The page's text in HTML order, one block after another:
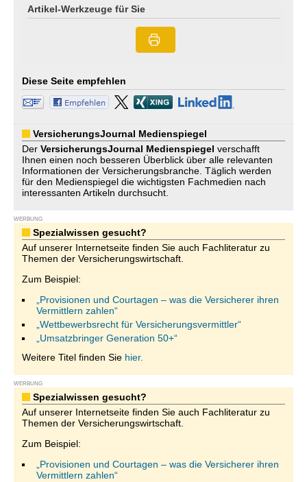
Artikel-Werkzeuge für Sie
Diese Seite empfehlen
VersicherungsJournal Medienspiegel
Der VersicherungsJournal Medienspiegel verschafft
Ihnen einen noch besseren Überblick über alle relevanten
Informationen der Versicherungsbranche. Täglich werden
für den Medienspiegel die wichtigsten Fachmedien nach
interessanten Artikeln durchsucht.
WERBUNG
Spezialwissen gesucht?
Auf unserer Internetseite finden Sie auch Fachliteratur zu
Themen der Versicherungswirtschaft.
Zum Beispiel:
„Provisionen und Courtagen – was die Versicherer ihren
Vermittlern zahlen“
„Wettbewerbsrecht für Versicherungsvermittler“
„Umsatzbringer Generation 50+“
Weitere Titel finden Sie hier.
WERBUNG
Spezialwissen gesucht?
Auf unserer Internetseite finden Sie auch Fachliteratur zu
Themen der Versicherungswirtschaft.
Zum Beispiel:
„Provisionen und Courtagen – was die Versicherer ihren
Vermittlern zahlen“